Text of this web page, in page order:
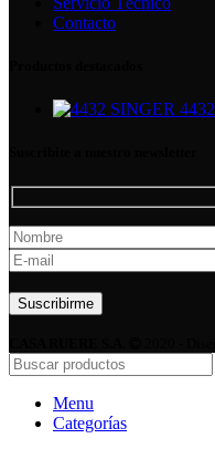
Contacto
SINGER 4432
Menu
Categorías